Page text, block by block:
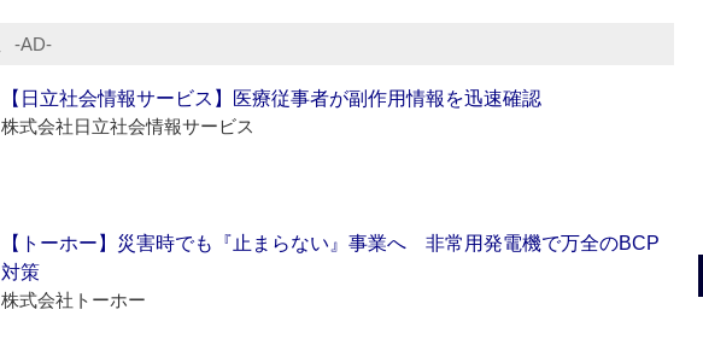
‐AD‐
【日立社会情報サービス】医療従事者が副作用情報を迅速確認
株式会社日立社会情報サービス
【トーホー】災害時でも『止まらない』事業へ 非常用発電機で万全のBCP
対策
株式会社トーホー